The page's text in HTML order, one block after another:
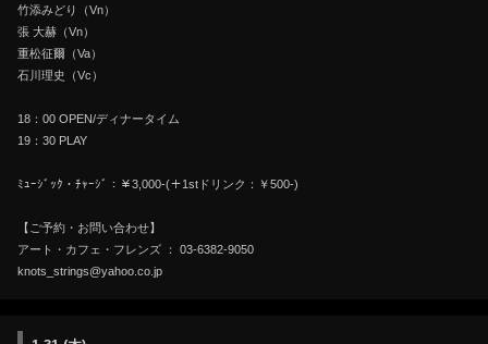
竹添みどり（Vn）
張 大赫（Vn）
重松征爾（Va）
石川理史（Vc）
18：00 OPEN/ディナータイム
19：30 PLAY
ﾐｭｰｼﾞｯｸ・ﾁｬｰｼﾞ：￥3,000-(＋1stドリンク：￥500-)
【ご予約・お問い合わせ】
アート・カフェ・フレンズ ： 03-6382-9050
knots_strings@yahoo.co.jp